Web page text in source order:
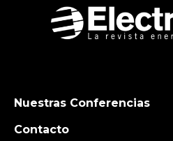
Nuestras Conferencias
Contacto